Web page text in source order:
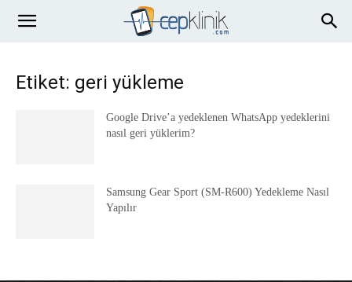
Etiket: geri yükleme
Google Drive’a yedeklenen WhatsApp yedeklerini
nasıl geri yüklerim?
Samsung Gear Sport (SM-R600) Yedekleme Nasıl
Yapılır